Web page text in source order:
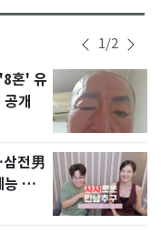
1/2
혼' 유
개
전男
화